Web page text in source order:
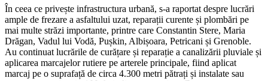
În ceea ce privește infrastructura urbană, s-a raportat despre lucrări
ample de frezare a asfaltului uzat, reparații curente și plombări pe
mai multe străzi importante, printre care Constantin Stere, Maria
Drăgan, Vadul lui Vodă, Pușkin, Albișoara, Petricani și Grenoble.
Au continuat lucrările de curățare și reparație a canalizării pluviale și
aplicarea marcajelor rutiere pe arterele principale, fiind aplicat
marcaj pe o suprafață de circa 4.300 metri pătrați și instalate sau